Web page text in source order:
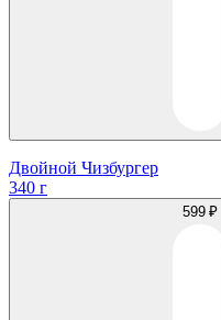
Двойной Чизбургер
340 г
599 ₽